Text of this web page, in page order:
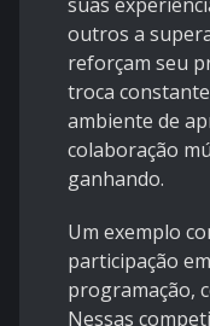
outros a
reforçam seu
troca
ambiente de
colaboração
ganhando.
Um exemplo
participação
programação,
Nessas